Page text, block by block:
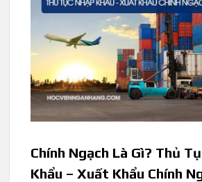
Chính Ngạch Là Gì? Thủ
Khẩu – Xuất Khẩu Chính